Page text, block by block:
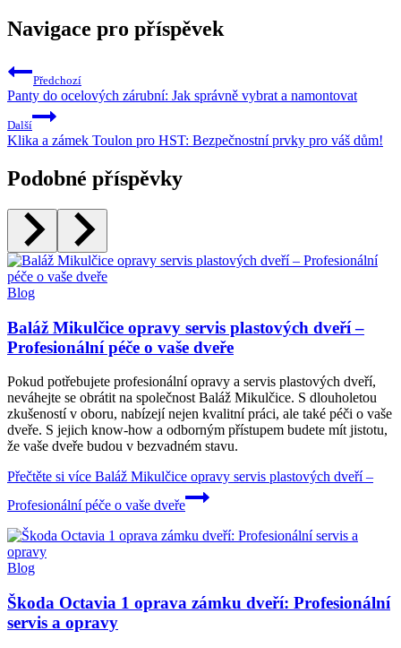
Navigace pro příspěvek
Předchozí
Panty do ocelových zárubní: Jak správně vybrat a namontovat
Další
Klika a zámek Toulon pro HST: Bezpečnostní prvky pro váš dům!
Podobné příspěvky
Blog
Baláž Mikulčice opravy servis plastových dveří –
Profesionální péče o vaše dveře
Pokud potřebujete profesionální opravy a servis plastových dveří,
neváhejte se obrátit na společnost Baláž Mikulčice. S dlouholetou
zkušeností v oboru, nabízejí nejen kvalitní práci, ale také péči o vaše
dveře. S jejich know-how a odborným přístupem budete mít jistotu,
že vaše dveře budou v bezvadném stavu.
Přečtěte si více Baláž Mikulčice opravy servis plastových dveří –
Profesionální péče o vaše dveře
Blog
Škoda Octavia 1 oprava zámku dveří: Profesionální
servis a opravy